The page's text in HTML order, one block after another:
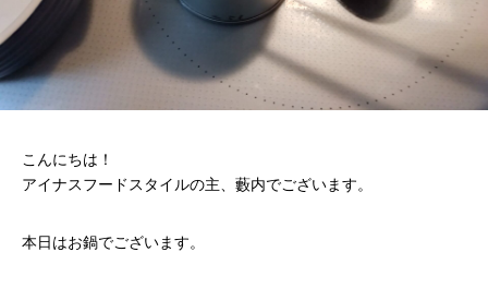
こんにちは！
アイナスフードスタイルの主、藪内でございます。
本日はお鍋でございます。